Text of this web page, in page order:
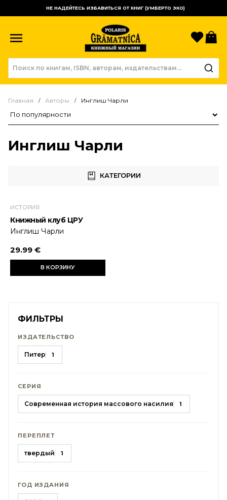
НЕ НАДЕЙТЕСЬ ИЗБАВИТЬСЯ ОТ КНИГ (УМБЕРТО ЭКО)
Главная Авторы Инглиш Чарли
Инглиш Чарли
КАТЕГОРИИ
ФИЛЬТРЫ
ИЗДАТЕЛЬСТВО
Питер 1
СЕРИЯ
Современная история массового насилия 1
ПЕРЕПЛЕТ
твердый 1
ГОД ИЗДАНИЯ
ИСТОРИЯ
Книжный клуб ЦРУ
Инглиш Чарли
29.99 €
В КОРЗИНУ